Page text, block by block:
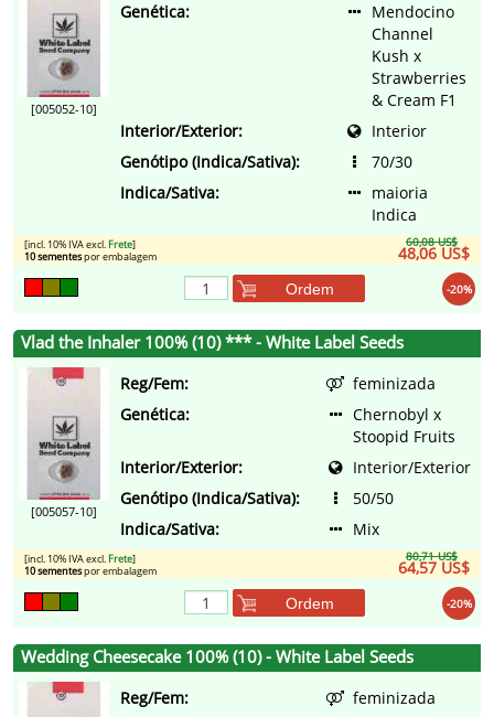
[005052-10]
Genética:
Mendocino
Channel
Kush x
Strawberries
& Cream F1
Interior/Exterior:
Interior
Genótipo (Indica/Sativa):
70/30
Indica/Sativa:
maioria
Indica
60,08 US$
48,06 US$
[incl. 10% IVA excl. Frete]
10 sementespor embalagem
-20%
Ordem
Vlad the Inhaler 100% (10) *** - White Label Seeds
[005057-10]
Reg/Fem:
feminizada
Genética:
Chernobyl x
Stoopid Fruits
Interior/Exterior:
Interior/Exterior
Genótipo (Indica/Sativa):
50/50
Indica/Sativa:
Mix
80,71 US$
64,57 US$
[incl. 10% IVA excl. Frete]
10 sementespor embalagem
-20%
Ordem
Wedding Cheesecake 100% (10) - White Label Seeds
Reg/Fem:
feminizada